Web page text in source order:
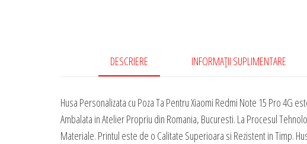
DESCRIERE INFORMAȚII SUPLIMENTARE
Husa Personalizata cu Poza Ta Pentru Xiaomi Redmi Note 15 Pro 4G
Ambalata in Atelier Propriu din Romania, Bucuresti. La Procesul
Materiale. Printul este de o Calitate Superioara si Rezistent in Timp.